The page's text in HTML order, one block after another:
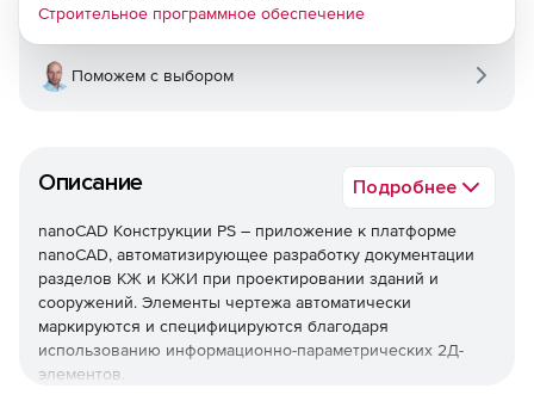
Описание Подробнее
nanoCAD Конструкции PS – приложение к платформе
nanoCAD, автоматизирующее разработку документации
разделов КЖ и КЖИ при проектировании зданий и
сооружений. Элементы чертежа автоматически
маркируются и специфицируются благодаря
использованию информационно-параметрических 2Д-
элементов.
Строительное программное обеспечение
Поможем с выбором